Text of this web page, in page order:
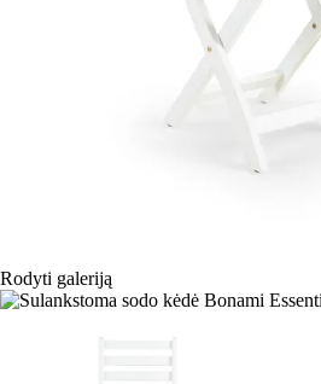
Rodyti galeriją